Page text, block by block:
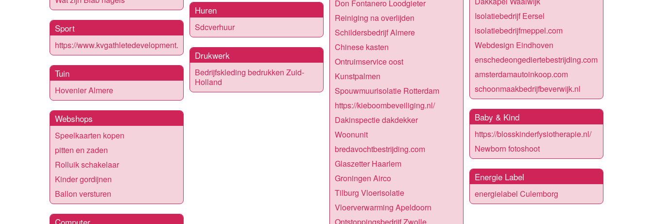
Sport
https://www.kvgathletedevelopment.nl/
Tuin
Hovenier Almere
Webshops
Speelkaarten kopen
pitten en zaden
Rolluik schakelaar
Kinder gordijnen
Ballon versturen
Huren
Sdcverhuur
Drukwerk
Bedrijfskleding bedrukken Zuid-
Holland
Don Fontanero Loodgieter
Reiniging na overlijden
Schildersbedrijf Almere
Chinese kasten
Ontruimservice oost
Kunstpalmen
Spouwmuurisolatie Rotterdam
https://kieboombeveiliging.nl/
Dakinspectie dakdekker
Woonunit
bredavochtbestrijding.com
Glaszetter Haarlem
Groningen Airco
Tilburg Vloerisolatie
Vloerverwarming Apeldoorn
Ontstoppingsbedrijf Zwolle
Isolatiebedrijf Eersel
isolatiebedrijfmeppel.com
Webdesign Eindhoven
enschedeongediertebestrijding.com
amsterdamautoinkoop.com
schoonmaakbedrijfbeverwijk.nl
Baby & Kind
https://blosskinderfysiotherapie.nl/
Newborn fotoshoot
Energie Label
energielabel Culemborg